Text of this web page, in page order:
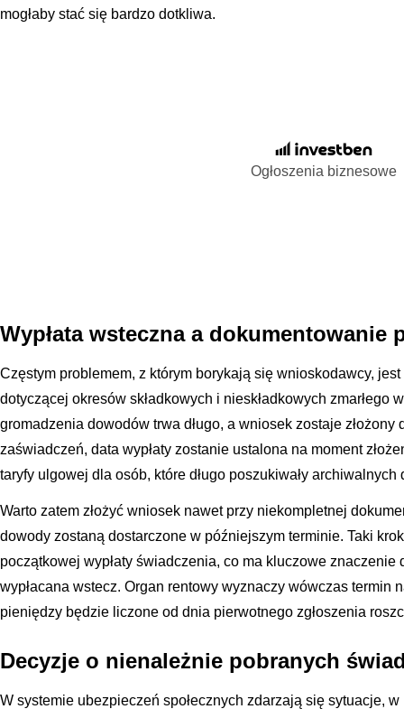
mogłaby stać się bardzo dotkliwa.
Ogłoszenia biznesowe
Wypłata wsteczna a dokumentowanie
Częstym problemem, z którym borykają się wnioskodawcy,
dotyczącej okresów składkowych i nieskładkowych zmarłego
gromadzenia dowodów trwa długo, a wniosek zostaje
zaświadczeń, data wypłaty zostanie ustalona na moment
taryfy ulgowej dla osób, które długo poszukiwały archiwalnych
Warto zatem złożyć wniosek nawet przy niekompletnej
dowody zostaną dostarczone w późniejszym terminie. Taki
początkowej wypłaty świadczenia, co ma kluczowe
wypłacana wstecz. Organ rentowy wyznaczy wówczas termin
pieniędzy będzie liczone od dnia pierwotnego zgłoszenia
Decyzje o nienależnie pobranych
W systemie ubezpieczeń społecznych zdarzają się sytuacje,